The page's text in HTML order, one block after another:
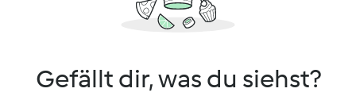
Gefällt dir, was du siehst?